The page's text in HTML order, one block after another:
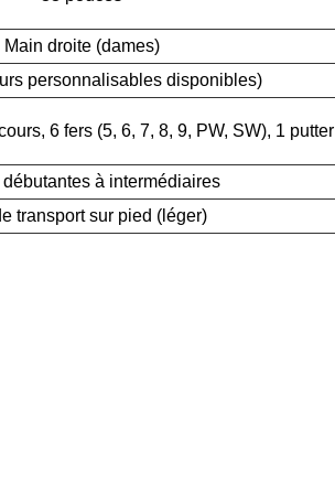
Main droite (dames)
personnalisables disponibles)
6 fers (5, 6, 7, 8, 9, PW, SW), 1 putter
débutantes à intermédiaires
transport sur pied (léger)